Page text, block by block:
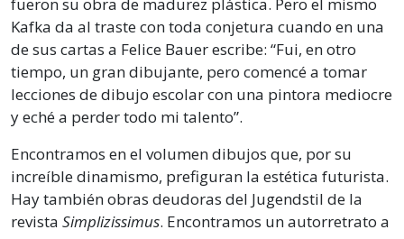
Kafka da al traste con toda conjetura cuando en una
de sus cartas a Felice Bauer escribe: “Fui, en otro
tiempo, un gran dibujante, pero comencé a tomar
lecciones de dibujo escolar con una pintora mediocre
y eché a perder todo mi talento”.
Encontramos en el volumen dibujos que, por su
increíble dinamismo, prefiguran la estética futurista.
Hay también obras deudoras del Jugendstil de la
revista Simplizissimus. Encontramos un autorretrato a